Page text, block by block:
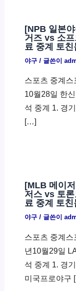
[NPB 일본
거즈 vs 소
료 중계 토친
야구/ 글쓴이
스포츠 중계
10월28일 한
석 중계 1. 경
[…]
[MLB 메이
저스 vs 토
료 중계 토친
야구/ 글쓴이
스포츠 중계
년10월29일
석 중계 1. 경
미국프로야구